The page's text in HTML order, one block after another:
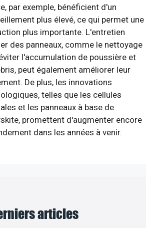
par exemple, bénéficient d'un
plus élevé, ce qui permet une
plus importante. L'entretien
des panneaux, comme le nettoyage
l'accumulation de poussière et
peut également améliorer leur
De plus, les innovations
telles que les cellules
et les panneaux à base de
promettent d'augmenter encore
dans les années à venir.
articles